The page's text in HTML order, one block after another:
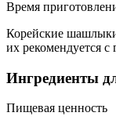
Время
Корейские шашлыки
их рекомендуется
Ингредиенты
Пищевая ценность